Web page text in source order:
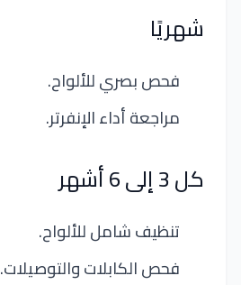
شهريًا
فحص بصري للألواح.
مراجعة أداء الإنفرتر.
كل 3 إلى 6 أشهر
تنظيف شامل للألواح.
فحص الكابلات والتوصيلات.